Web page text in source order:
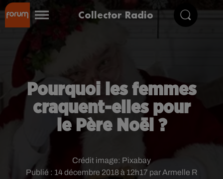
Collector Radio
Pourquoi les femmes
craquent-elles pour
le Père Noël ?
Publié : 14 décembre 2018 à 12h17 par Armelle R
Crédit image: Pixabay